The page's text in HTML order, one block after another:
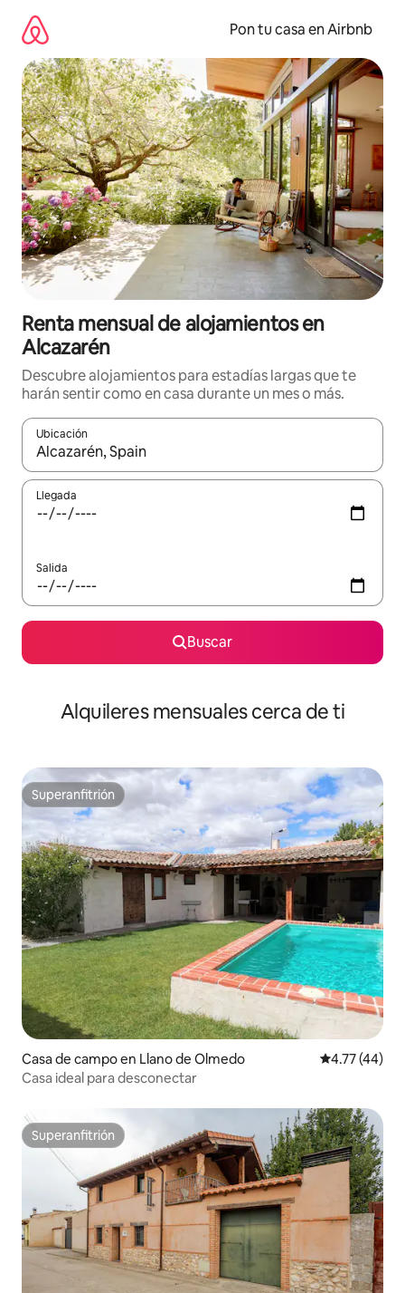
contenido
Pon tu casa en Airbnb
Renta mensual de alojamientos en
Alcazarén
Descubre alojamientos para estadías largas que te
harán sentir como en casa durante un mes o más.
Ubicación
Cuando los resultados estén disponibles, navega con las
Llegada
Salida
Buscar
Alquileres mensuales cerca de ti
Superanfitrión
Superanfitrión
Casa de campo en Llano de Olmedo Calificación
4.77 (44)
Casa ideal para desconectar
Superanfitrión
Superanfitrión